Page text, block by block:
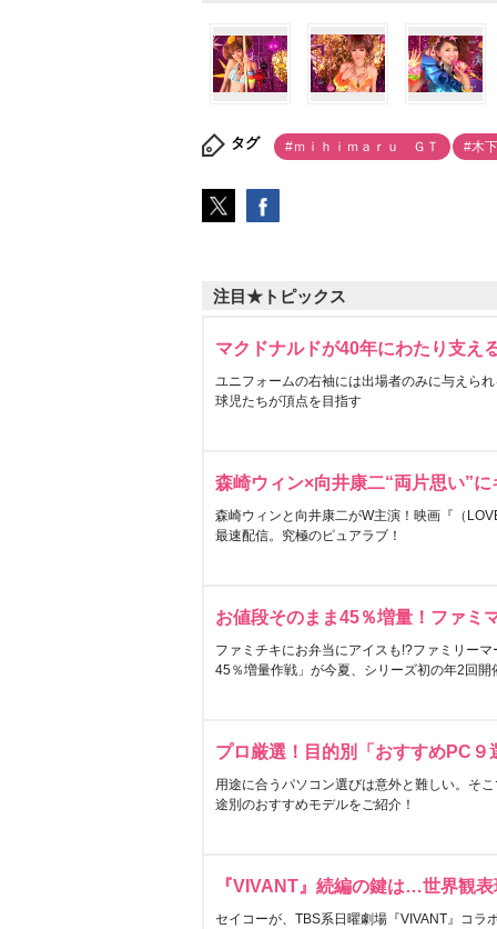
タグ #ｍｉｈｉｍａｒｕ ＧＴ #木
注目★トピックス
マクドナルドが40年にわたり支え
ユニフォームの右袖には出場者のみに与えら
球児たちが頂点を目指す
森崎ウィン×向井康二“両片思い”
森崎ウィンと向井康二がW主演！映画『（
最速配信。究極のピュアラブ！
お値段そのまま45％増量！ファミ
ファミチキにお弁当にアイスも!?ファミリー
45％増量作戦」が今夏、シリーズ初の年2回開
プロ厳選！目的別「おすすめPC９
用途に合うパソコン選びは意外と難しい。そ
途別のおすすめモデルをご紹介！
『VIVANT』続編の鍵は…世界観
セイコーが、TBS系日曜劇場『VIVANT』コラ